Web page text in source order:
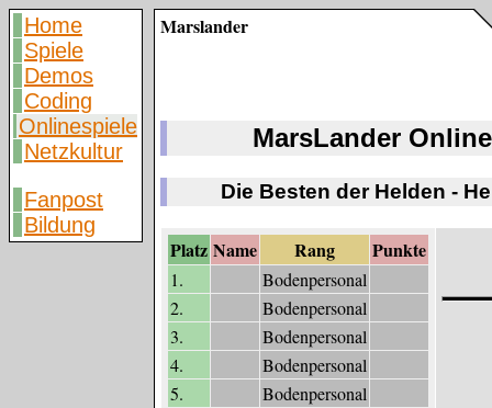
Home
Spiele
Demos
Coding
Onlinespiele
Netzkultur
Fanpost
Bildung
Marslander
MarsLander
Die Besten der Helden -
Platz Name Rang Punkte
1.
Bodenpersonal
2.
Bodenpersonal
3.
Bodenpersonal
4.
Bodenpersonal
5.
Bodenpersonal